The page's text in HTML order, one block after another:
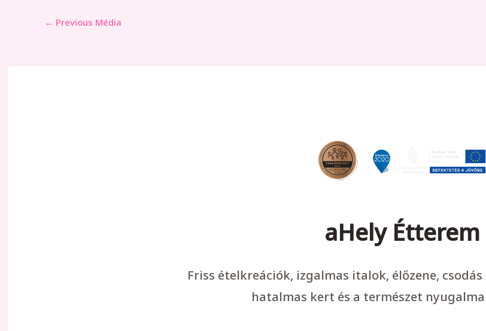
← Previous Média
aHely Étterem
Friss ételkreációk, izgalmas italok, élőzene,
hatalmas kert és a természet